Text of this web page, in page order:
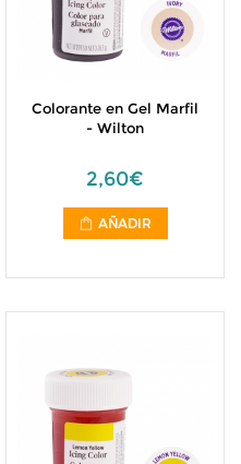
Colorante en Gel Marfil
- Wilton
2,60€
AÑADIR